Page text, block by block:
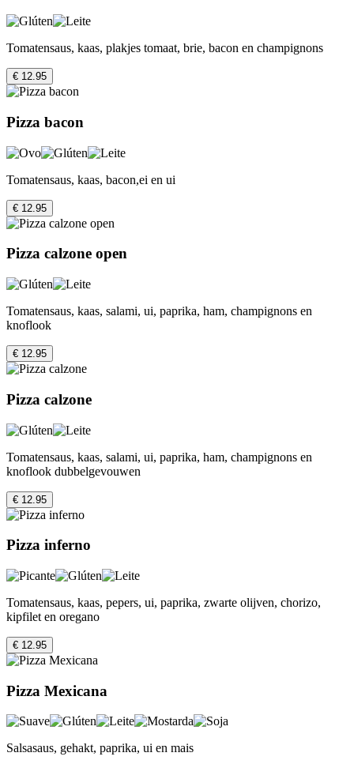
Tomatensaus, kaas, plakjes tomaat, brie, bacon en champignons
€ 12.95
Pizza bacon
Tomatensaus, kaas, bacon,ei en ui
€ 12.95
Pizza calzone open
Tomatensaus, kaas, salami, ui, paprika, ham, champignons en
knoflook
€ 12.95
Pizza calzone
Tomatensaus, kaas, salami, ui, paprika, ham, champignons en
knoflook dubbelgevouwen
€ 12.95
Pizza inferno
Tomatensaus, kaas, pepers, ui, paprika, zwarte olijven, chorizo,
kipfilet en oregano
€ 12.95
Pizza Mexicana
Salsasaus, gehakt, paprika, ui en mais